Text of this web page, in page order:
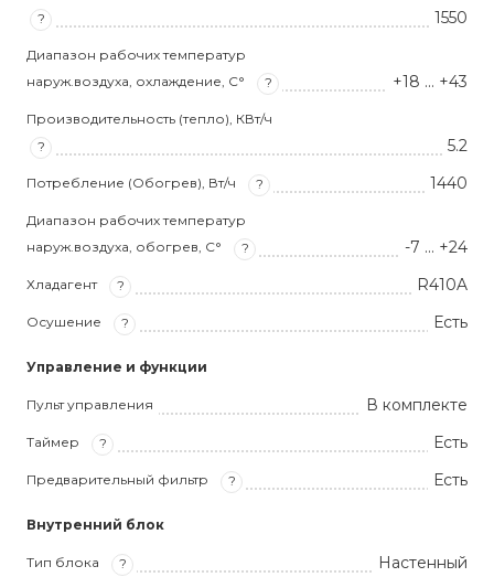
?
1550
Диапазон рабочих температур
наруж.воздуха, охлаждение, С°
? +18 … +43
Производительность (тепло), КВт/ч
?
5.2
Потребление (Обогрев), Вт/ч ? 1440
Диапазон рабочих температур
наруж.воздуха, обогрев, С°
? -7 … +24
Хладагент ? R410A
Осушение ? Есть
Управление и функции
Пульт управления В комплекте
Таймер ? Есть
Предварительный фильтр ? Есть
Внутренний блок
Тип блока ? Настенный